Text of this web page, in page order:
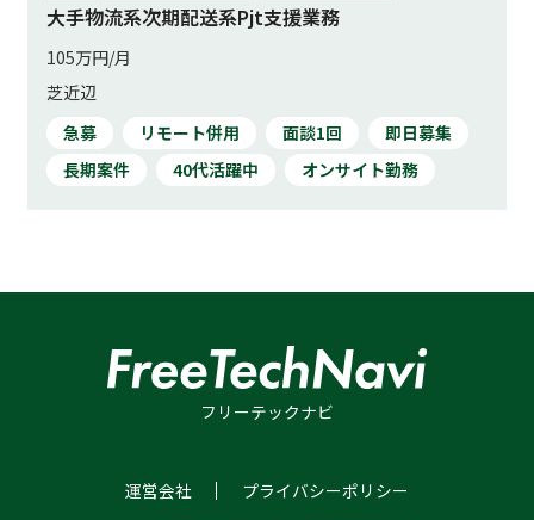
大手物流系次期配送系Pjt支援業務
105万円/月
芝近辺
急募
リモート併用 面談1回
即日募集
長期案件
40代活躍中 オンサイト勤務
フリーテックナビ
運営会社
プライバシーポリシー